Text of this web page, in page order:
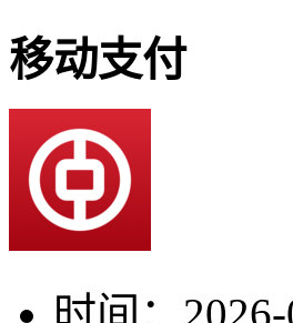
移动支付